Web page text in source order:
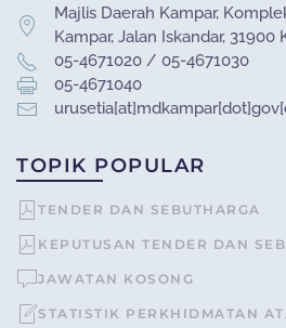
Majlis Daerah Kampar,
Kampar, Jalan Iskandar, 31900
05-4671020 / 05-4671030
05-4671040
TOPIK POPULAR
TENDER DAN SEBUTHARGA
KEPUTUSAN TENDER DAN
JAWATAN KOSONG
STATISTIK PERKHIDMATAN